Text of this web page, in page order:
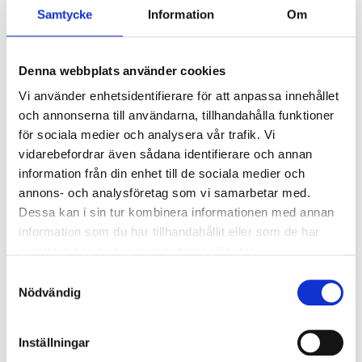
Samtycke Information Om
Denna webbplats använder cookies
Vi använder enhetsidentifierare för att anpassa innehållet
och annonserna till användarna, tillhandahålla funktioner
för sociala medier och analysera vår trafik. Vi
vidarebefordrar även sådana identifierare och annan
information från din enhet till de sociala medier och
annons- och analysföretag som vi samarbetar med.
Dessa kan i sin tur kombinera informationen med annan
information som du har tillhandahållit eller som de har
Nödvändig
Inställningar
Ljusstyrning
Ljusstyrning:
Korridorfunktion (10%
Sensor:
Mikrovågssensor (trådlös
slav)
Nödljus
Nödljus: Nej
Anslutning
centrerat, samt enkla införingshål i vardera gaveln.
Överkopplingsplint 5x2x2,5mm² i armaturens